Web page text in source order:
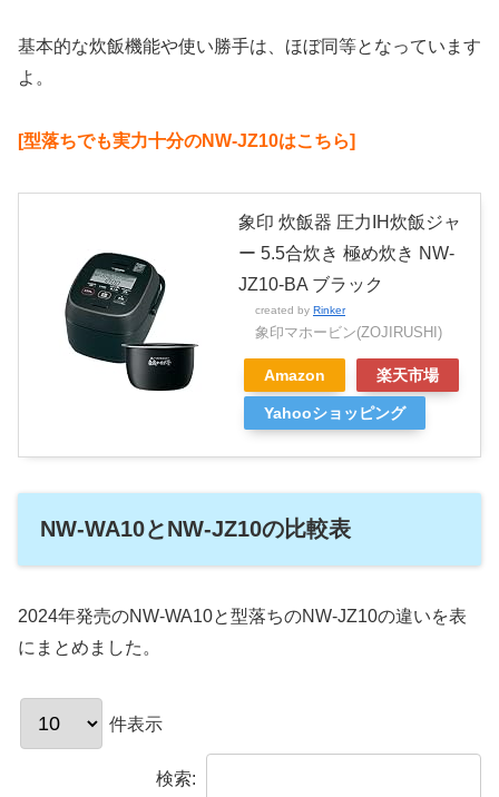
基本的な炊飯機能や使い勝手は、ほぼ同等となっています
よ。
[型落ちでも実力十分のNW-JZ10はこちら]
象印 炊飯器 圧力IH炊飯ジャ
ー 5.5合炊き 極め炊き NW-
JZ10-BA ブラック
created by Rinker
象印マホービン(ZOJIRUSHI)
Amazon 楽天市場
Yahooショッピング
NW-WA10とNW-JZ10の比較表
2024年発売のNW-WA10と型落ちのNW-JZ10の違いを表
にまとめました。
件表示
検索: